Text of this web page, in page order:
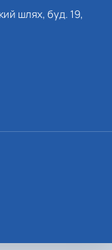
шлях, буд. 19,